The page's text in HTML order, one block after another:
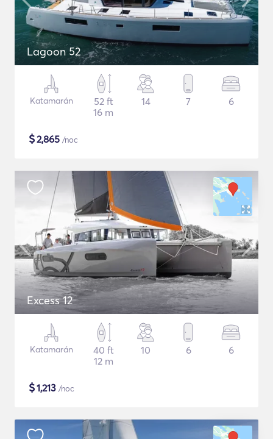
Lagoon 52
Katamarán
52 ft
16 m
14 7 6
$2,865 /noc
Excess 12
Katamarán
40 ft
12 m
10 6 6
$1,213 /noc